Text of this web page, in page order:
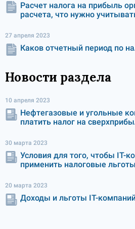
Расчет налога на прибыль
расчета, что нужно
27 апреля 2023
Каков отчетный период по
Новости раздела
10 апреля 2023
Нефтегазовые и угольные
платить налог на
30 марта 2023
Условия для того, чтобы IT-
применить налоговые льготы
20 марта 2023
Доходы и льготы IT-